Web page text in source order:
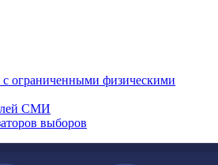
ограниченными физическими
СМИ
выборов